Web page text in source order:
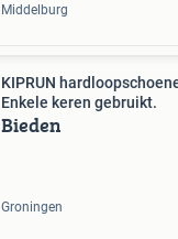
Middelburg
KIPRUN
Enkele keren gebruikt.
Bieden
Groningen